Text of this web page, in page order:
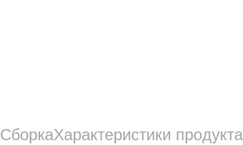
СборкаХарактеристики продукта